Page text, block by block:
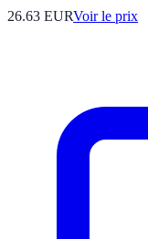
26.63 EURVoir le prix